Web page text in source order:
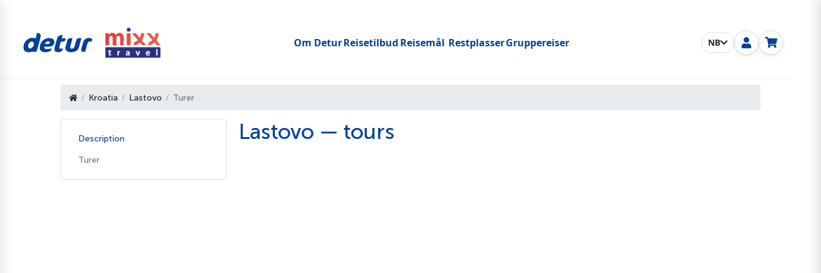
Om DeturReisetilbud Reisemål Toggle submenu
RestplasserGruppereiser NB
Kroatia Lastovo Turer
Description
Turer
Lastovo — tours